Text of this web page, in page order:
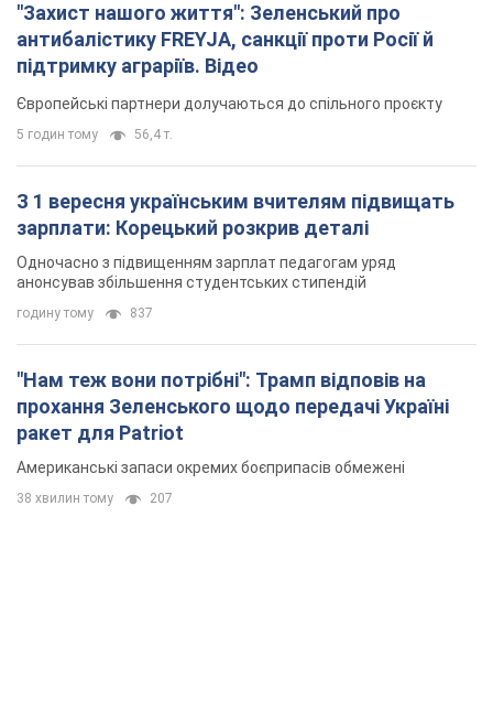
"Захист нашого життя": Зеленський про
антибалістику FREYJA, санкції проти Росії й
підтримку аграріїв. Відео
Європейські партнери долучаються до спільного проєкту
5 годин тому 56,4 т.
З 1 вересня українським вчителям підвищать
зарплати: Корецький розкрив деталі
Одночасно з підвищенням зарплат педагогам уряд
анонсував збільшення студентських стипендій
годину тому 837
"Нам теж вони потрібні": Трамп відповів на
прохання Зеленського щодо передачі Україні
ракет для Patriot
Американські запаси окремих боєприпасів обмежені
38 хвилин тому 207